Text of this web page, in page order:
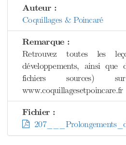
Auteur :
Coquillages & Poincaré
Remarque :
Retrouvez toutes les
développements, ainsi que
fichiers sources)
www.coquillagesetpoincare.fr
Fichier :